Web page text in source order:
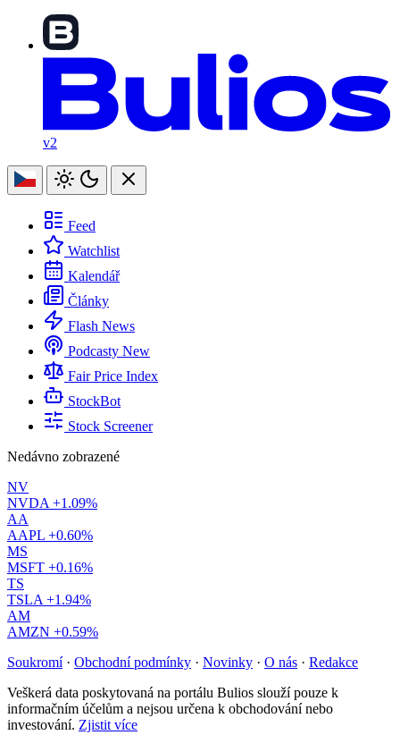
v2
Feed
Watchlist
Kalendář
Články
Flash News
Podcasty New
Fair Price Index
StockBot
Stock Screener
Nedávno zobrazené
NV
NVDA +1.09%
AA
AAPL +0.60%
MS
MSFT +0.16%
TS
TSLA +1.94%
AM
AMZN +0.59%
Soukromí · Obchodní podmínky · Novinky · O nás · Redakce
Veškerá data poskytovaná na portálu Bulios slouží pouze k
informačním účelům a nejsou určena k obchodování nebo
investování. Zjistit více